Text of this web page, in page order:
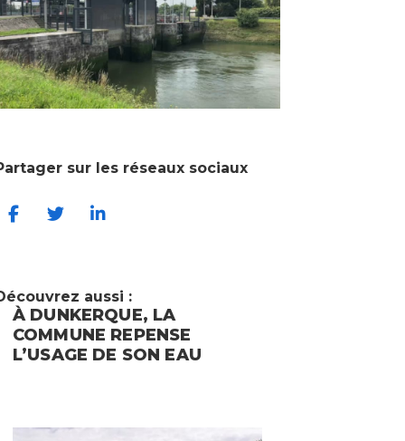
sur les réseaux sociaux
aussi :
À DUNKERQUE, GRÂCE À
EPIFLEX , L’ÉCONOMIE
CIRCULAIRE CONCERNERA